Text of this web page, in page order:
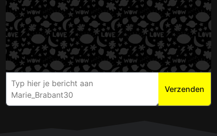
Verzenden